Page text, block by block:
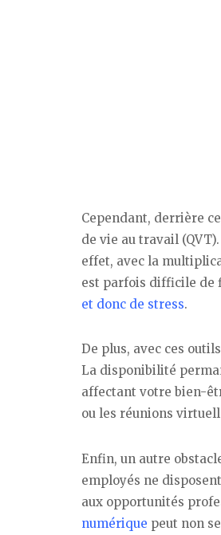
Cependant, derrière
de vie au travail
effet, avec la
est parfois difficile de
et donc de stress.
De plus, avec ces
La disponibilité
affectant votre bien-
ou les réunions
Enfin, un autre
employés ne
aux opportunités
numérique peut non